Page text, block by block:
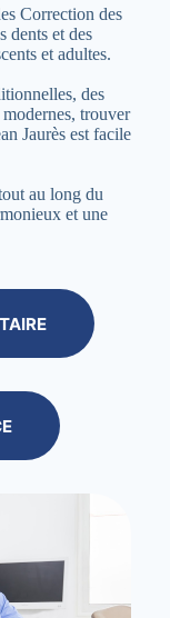
Correction des
dents et des
et adultes.
des
trouver
Jaurès est facile
au long du
et une